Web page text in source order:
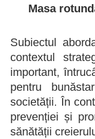
Masa
Subiectul
contextul
important,
pentru
societății. În
prevenției și
sănătății